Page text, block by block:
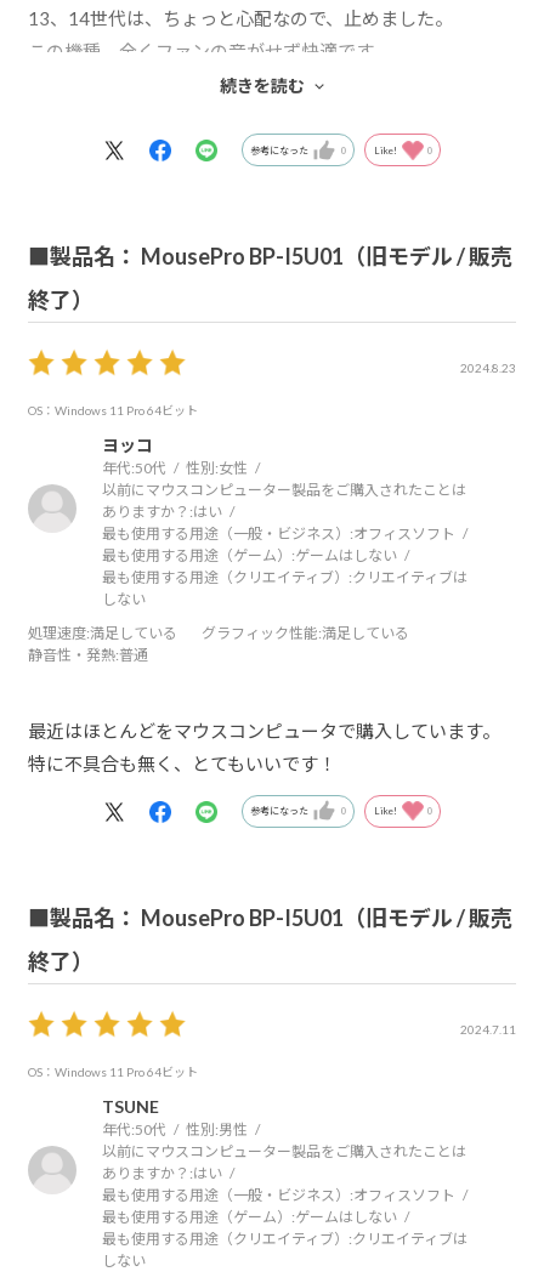
13、14世代は、ちょっと心配なので、止めました。
この機種、全くファンの音がせず快適です。
回復ドライブ32GBの作成に1時間以上掛かるなんて閉口し
特筆すべきは、SATAドライブが搭載できないゲーミングPC
続きを読む
参考になった 0 Like! 0
■製品名： MousePro BP-I5U01（旧モデル / 販売
終了）
2024.8.23
OS：Windows 11 Pro 64ビット
ヨッコ
年代:50代 性別:女性
以前にマウスコンピューター製品をご購入されたことは
ありますか？:はい
最も使用する用途（一般・ビジネス）:オフィスソフト
最も使用する用途（ゲーム）:ゲームはしない
最も使用する用途（クリエイティブ）:クリエイティブは
しない
処理速度:満足している グラフィック性能:満足している
静音性・発熱:普通
最近はほとんどをマウスコンピュータで購入しています。
特に不具合も無く、とてもいいです！
参考になった 0 Like! 0
■製品名： MousePro BP-I5U01（旧モデル / 販売
終了）
2024.7.11
OS：Windows 11 Pro 64ビット
TSUNE
年代:50代 性別:男性
以前にマウスコンピューター製品をご購入されたことは
ありますか？:はい
最も使用する用途（一般・ビジネス）:オフィスソフト
最も使用する用途（ゲーム）:ゲームはしない
最も使用する用途（クリエイティブ）:クリエイティブは
しない